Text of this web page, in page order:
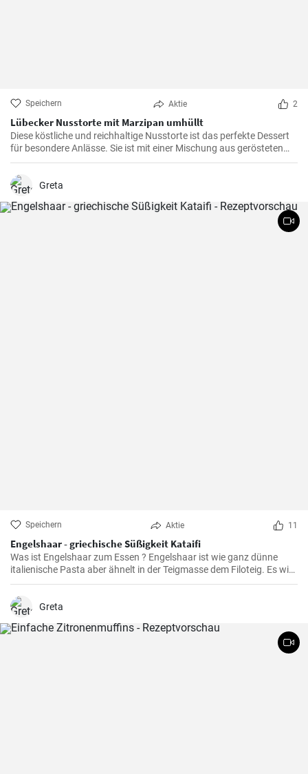
Speichern Aktie 2
Lübecker Nusstorte mit Marzipan umhüllt
Diese köstliche und reichhaltige Nusstorte ist das perfekte Dessert
für besondere Anlässe. Sie ist mit einer Mischung aus gerösteten
Nüssen und einer cremigen Füllung gefüllt, die von einer knackigen
Schicht Marzipan umhüllt wird.
Greta
Speichern Aktie 11
Engelshaar - griechische Süßigkeit Kataifi
Was ist Engelshaar zum Essen ? Engelshaar ist wie ganz dünne
italienische Pasta aber ähnelt in der Teigmasse dem Filoteig. Es wird
im balkanischen Raum für Süßspeisen mit Nüssen und Gewürzen
gefüllt benutzt. Schauen Sie selbst wie es geht !
Greta